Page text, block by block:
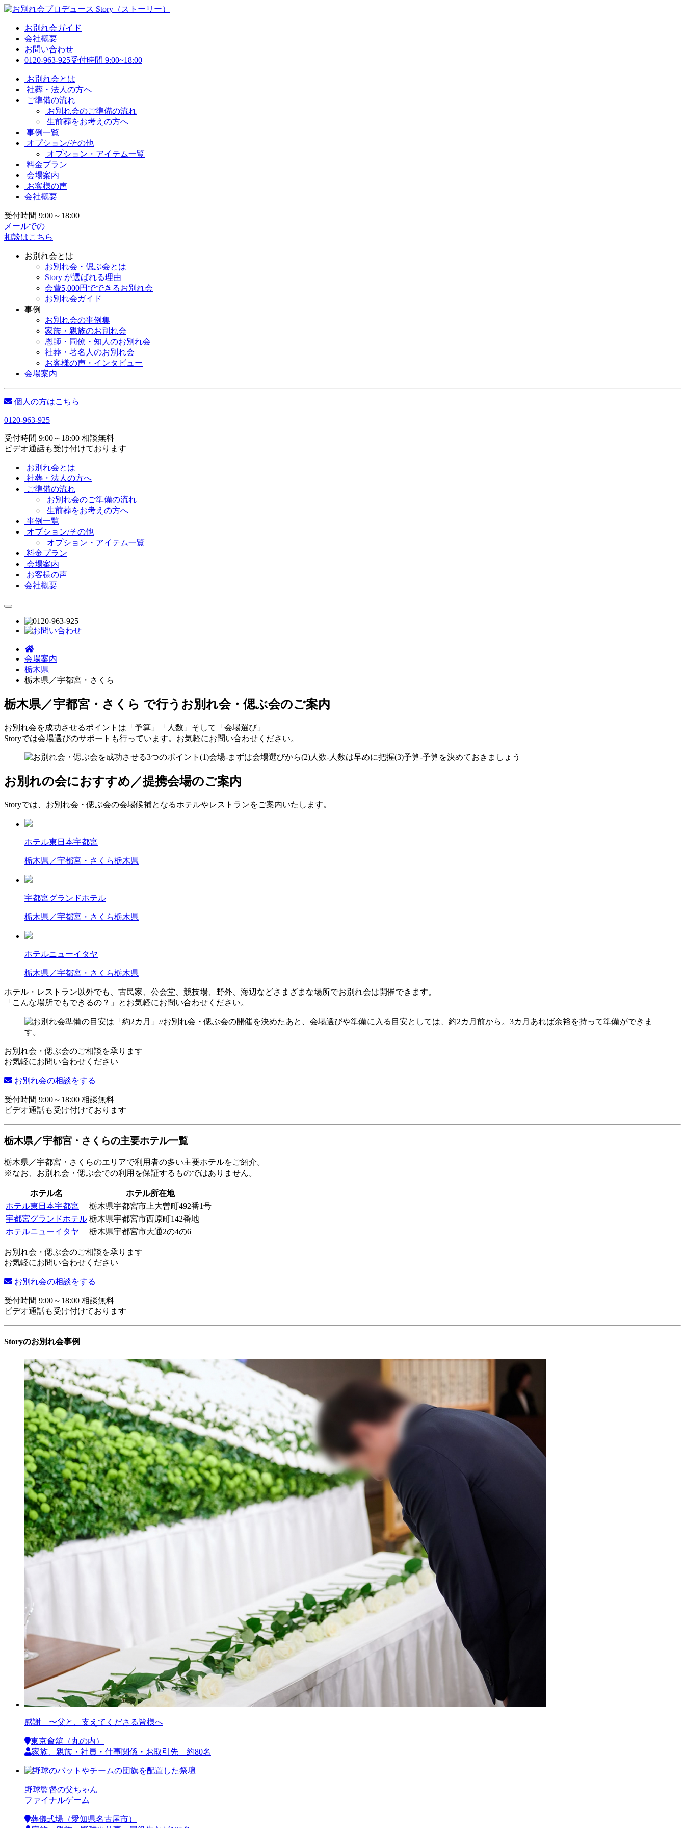
お別れ会ガイド
会社概要
お問い合わせ
0120-963-925受付時間 9:00~18:00
お別れ会とは
社葬・法人の方へ
ご準備の流れ
お別れ会のご準備の流れ
生前葬をお考えの方へ
事例一覧
オプション/その他
オプション・アイテム一覧
料金プラン
会場案内
お客様の声
会社概要
受付時間 9:00～18:00
メールでの
相談はこちら
お別れ会とは
お別れ会・偲ぶ会とは
Story が選ばれる理由
会費5,000円でできるお別れ会
お別れ会ガイド
事例
お別れ会の事例集
家族・親族のお別れ会
恩師・同僚・知人のお別れ会
社葬・著名人のお別れ会
お客様の声・インタビュー
会場案内
個人の方はこちら
0120-963-925
受付時間 9:00～18:00 相談無料
ビデオ通話も受け付けております
お別れ会とは
社葬・法人の方へ
ご準備の流れ
お別れ会のご準備の流れ
生前葬をお考えの方へ
事例一覧
オプション/その他
オプション・アイテム一覧
料金プラン
会場案内
お客様の声
会社概要
会場案内
栃木県
栃木県／宇都宮・さくら
栃木県／宇都宮・さくら で行う お別れ会・偲ぶ会のご案内
お別れ会を成功させるポイントは「予算」「人数」そして「会場選び」
Storyでは会場選びのサポートも行っています。お気軽にお問い合わせください。
お別れの会におすすめ／提携会場のご案内
Storyでは、お別れ会・偲ぶ会の会場候補となるホテルやレストランをご案内いたします。
ホテル東日本宇都宮
栃木県／宇都宮・さくら栃木県
宇都宮グランドホテル
栃木県／宇都宮・さくら栃木県
ホテルニューイタヤ
栃木県／宇都宮・さくら栃木県
ホテル・レストラン以外でも、古民家、公会堂、競技場、野外、海辺などさまざまな場所でお別れ会は開催できます。
「こんな場所でもできるの？」とお気軽にお問い合わせください。
お別れ会・偲ぶ会のご相談を承ります
お気軽にお問い合わせください
お別れ会の相談をする
受付時間 9:00～18:00 相談無料
ビデオ通話も受け付けております
栃木県／宇都宮・さくらの主要ホテル一覧
栃木県／宇都宮・さくらのエリアで利用者の多い主要ホテルをご紹介。
※なお、お別れ会・偲ぶ会での利用を保証するものではありません。
ホテル名
ホテル所在地
ホテル東日本宇都宮
栃木県宇都宮市上大曽町492番1号
宇都宮グランドホテル 栃木県宇都宮市西原町142番地
ホテルニューイタヤ
栃木県宇都宮市大通2の4の6
お別れ会・偲ぶ会のご相談を承ります
お気軽にお問い合わせください
お別れ会の相談をする
受付時間 9:00～18:00 相談無料
ビデオ通話も受け付けております
Storyのお別れ会事例
感謝 〜父と、支えてくださる皆様へ
東京會舘（丸の内）
家族、親族・社員・仕事関係・お取引先 約80名
野球監督の父ちゃん
ファイナルゲーム
葬儀式場（愛知県名古屋市）